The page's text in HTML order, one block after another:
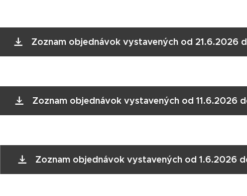
Zoznam objednávok vystavených od 21.6.2026
Zoznam objednávok vystavených od 11.6.2026
Zoznam objednávok vystavených od 1.6.2026